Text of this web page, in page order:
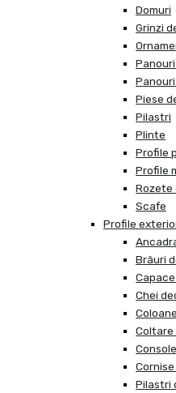
Domuri
Grinzi
Piese
Pilastri
Plinte
Profile
Profile
Rozete
Scafe
Profile
Brâuri
Chei
Pilastri